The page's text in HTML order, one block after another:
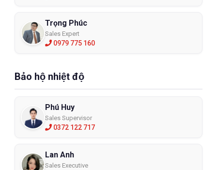
Trọng Phúc
Sales Expert
0979 775 160
Bảo hộ nhiệt độ
Phú Huy
Sales Supervisor
0372 122 717
Lan Anh
Sales Executive